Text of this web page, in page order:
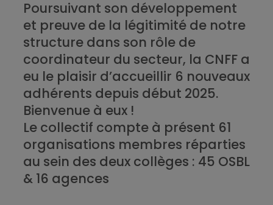
Poursuivant son développement
et preuve de la légitimité de notre
structure dans son rôle de
coordinateur du secteur, la CNFF a
eu le plaisir d’accueillir 6 nouveaux
adhérents depuis début 2025.
Bienvenue à eux !
Le collectif compte à présent 61
organisations membres réparties
au sein des deux collèges : 45 OSBL
& 16 agences